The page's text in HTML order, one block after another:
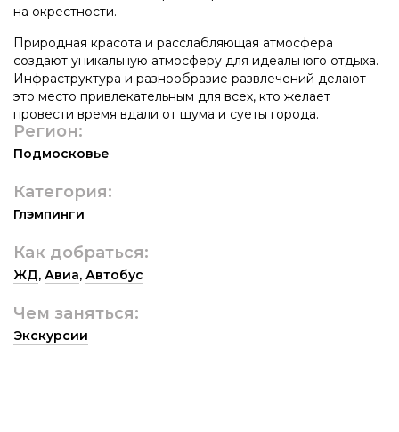
на окрестности.
Природная красота и расслабляющая атмосфера
создают уникальную атмосферу для идеального отдыха.
Инфраструктура и разнообразие развлечений делают
это место привлекательным для всех, кто желает
провести время вдали от шума и суеты города.
Регион:
Подмосковье
Категория:
Глэмпинги
Как добраться:
ЖД, Авиа, Автобус
Чем заняться:
Экскурсии